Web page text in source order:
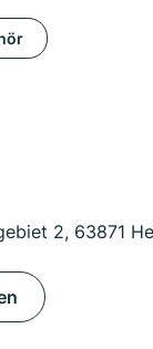
2, 63871